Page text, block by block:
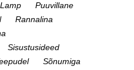
Puuvillane
Rannalina
Sisustusideed
Sõnumiga